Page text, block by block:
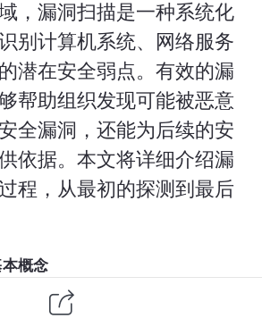
，漏洞扫描是一种系统化
别计算机系统、网络服务
潜在安全弱点。有效的漏
帮助组织发现可能被恶意
全漏洞，还能为后续的安
依据。本文将详细介绍漏
程，从最初的探测到最后
概念
自动化工具和技术手段对